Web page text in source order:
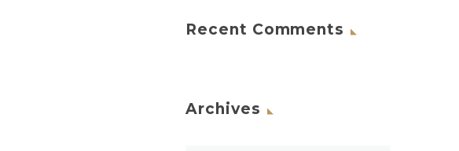
Recent Comments
Archives